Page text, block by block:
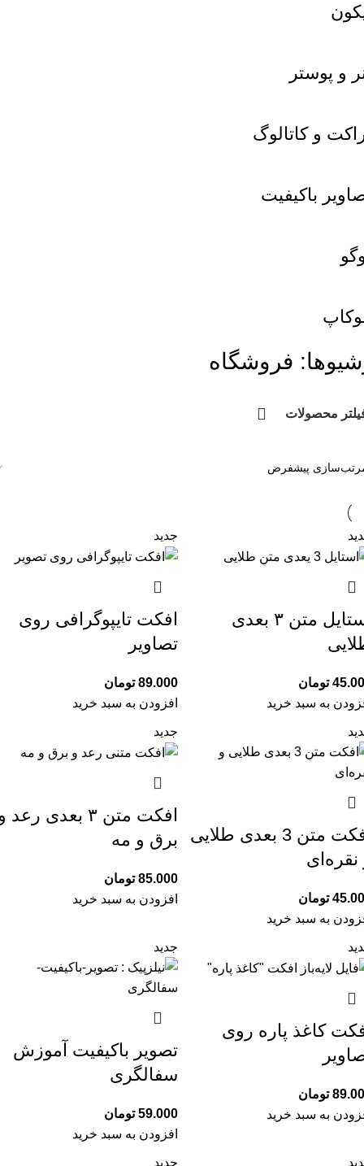
و پوستر
و کاتالوگ
باکیفیت
فروشگاه
محصولات
استایل متن ۳ بعدی
تومان
به سبد خرید
جدید
افکت تایپوگرافی روی
تصاویر
89.000 تومان
افزودن به سبد خرید
افکت متن 3 بعدی طلایی
نقره‌ای
تومان
به سبد خرید
جدید
افکت متن ۳ بعدی رعد
برق و مه
85.000 تومان
افزودن به سبد خرید
کاغذ پاره روی
تومان
به سبد خرید
جدید
تصویر باکیفیت آموزش
سفالگری
59.000 تومان
افزودن به سبد خرید
جدید